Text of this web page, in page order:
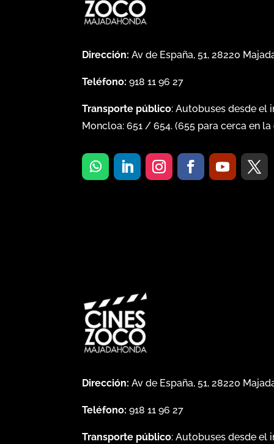
Dirección: Av de España, 51, 28220
Teléfono: 918 11 96 27
Transporte público: Autobuses desde el
Moncloa:651 /654. (655 para cerca en la
Dirección: Av de España, 51, 28220
Teléfono: 918 11 96 27
Transporte público: Autobuses desde el